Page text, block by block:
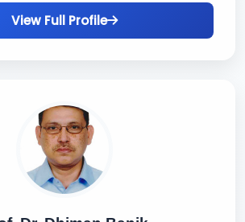
View Full Profile